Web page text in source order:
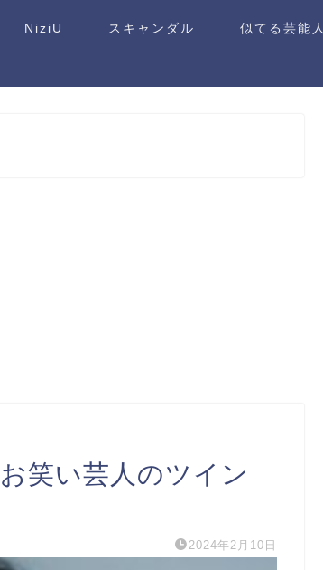
NiziU スキャンダル 似てる芸能人
笑い芸人のツイン
2024年2月10日